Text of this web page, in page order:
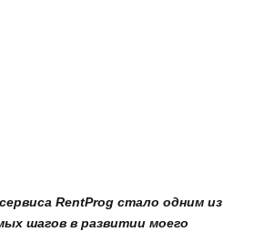
RentProg стало одним из
шагов в развитии моего